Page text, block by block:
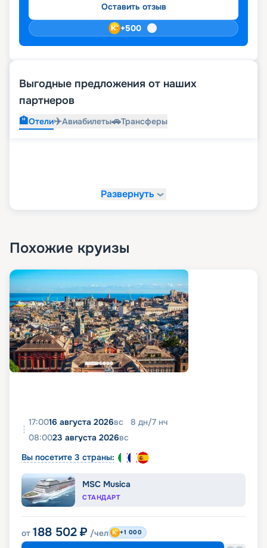
Оставить отзыв
+500
Выгодные предложения от наших
партнеров
🏨Отели✈️Авиабилеты🚗Трансферы
Развернуть
Похожие круизы
17:0016 августа 2026вс 8 дн/7 нч
08:0023 августа 2026вс
Вы посетите 3 страны:
MSC Musica
СТАНДАРТ
от 188 502 ₽ /чел +1 000